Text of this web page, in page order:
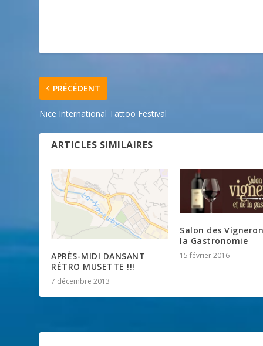
PRÉCÉDENT
Nice International Tattoo Festival​
ARTICLES SIMILAIRES
APRÈS-MIDI DANSANT
RÉTRO MUSETTE !!!
7 décembre 2013
Salon des
la Gastronomie
15 février 2016